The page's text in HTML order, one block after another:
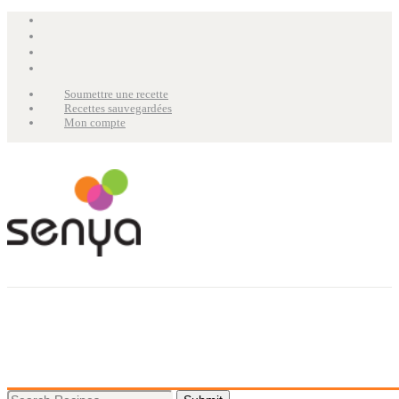
Soumettre une recette
Recettes sauvegardées
Mon compte